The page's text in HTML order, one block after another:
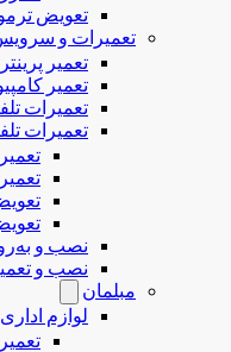
تعویض
تعمیرات و سرویس
تعمیر
تعمیر
تعمیرات
تعمیرات
نصب و
نصب و
مبلمان
لوازم